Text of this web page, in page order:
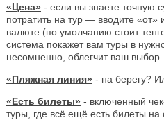
«Цена» - если вы знаете точную
потратить на тур — вводите «от»
валюте (по умолчанию стоит
система покажет вам туры в
несомненно, облегчит ваш выбор.
«Пляжная линия» - на берегу?
«Есть билеты» - включенный
туры, где всё ещё есть билеты на